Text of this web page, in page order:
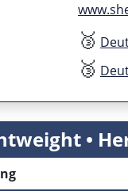
🥉
🥉
•